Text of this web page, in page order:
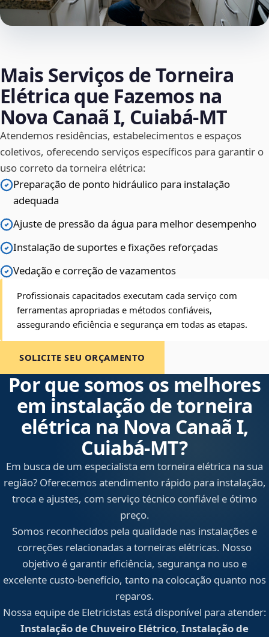
Mais Serviços de Torneira
Elétrica que Fazemos na
Nova Canaã I, Cuiabá‑MT
Atendemos residências, estabelecimentos e espaços
coletivos, oferecendo serviços específicos para garantir o
uso correto da torneira elétrica:
Preparação de ponto hidráulico para instalação
adequada
Ajuste de pressão da água para melhor desempenho
Instalação de suportes e fixações reforçadas
Vedação e correção de vazamentos
Profissionais capacitados executam cada serviço com
ferramentas apropriadas e métodos confiáveis,
assegurando eficiência e segurança em todas as etapas.
SOLICITE SEU ORÇAMENTO
Por que somos os melhores
em instalação de torneira
elétrica na Nova Canaã I,
Cuiabá‑MT?
Em busca de um especialista em torneira elétrica na sua
região? Oferecemos atendimento rápido para instalação,
troca e ajustes, com serviço técnico confiável e ótimo
preço.
Somos reconhecidos pela qualidade nas instalações e
correções relacionadas a torneiras elétricas. Nosso
objetivo é garantir eficiência, segurança no uso e
excelente custo-benefício, tanto na colocação quanto nos
reparos.
Nossa equipe de Eletricistas está disponível para atender:
Instalação de Chuveiro Elétrico, Instalação de